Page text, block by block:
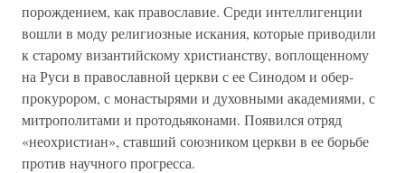
порождением, как православие. Среди интеллигенции
вошли в моду религиозные искания, которые приводили
к старому византийскому христианству, воплощенному
на Руси в православной церкви с ее Синодом и обер-
прокурором, с монастырями и духовными академиями, с
митрополитами и протодьяконами. Появился отряд
«неохристиан», ставший союзником церкви в ее борьбе
против научного прогресса.